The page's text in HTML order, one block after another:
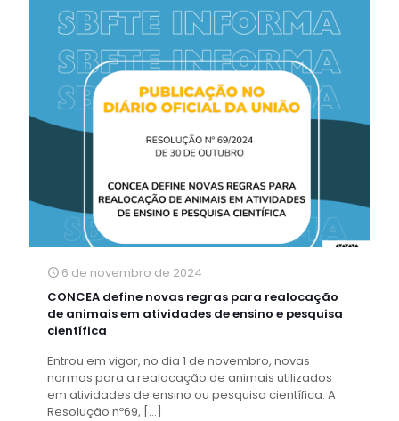
6 de novembro de 2024
CONCEA define novas regras para realocação
de animais em atividades de ensino e pesquisa
científica
Entrou em vigor, no dia 1 de novembro, novas
normas para a realocação de animais utilizados
em atividades de ensino ou pesquisa científica. A
Resolução nº69, […]